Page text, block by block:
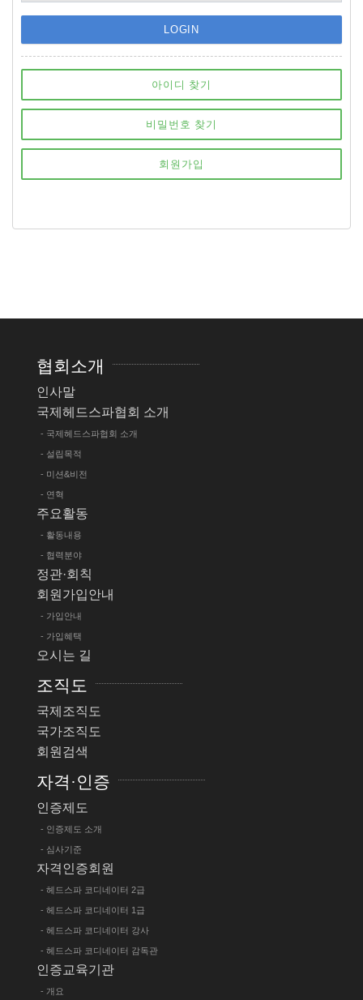
LOGIN
아이디 찾기
비밀번호 찾기
회원가입
협회소개
인사말
국제헤드스파협회 소개
- 국제헤드스파협회 소개
- 설립목적
- 미션&비전
- 연혁
주요활동
- 활동내용
- 협력분야
정관·회칙
회원가입안내
- 가입안내
- 가입혜택
오시는 길
조직도
국제조직도
국가조직도
회원검색
자격·인증
인증제도
- 인증제도 소개
- 심사기준
자격인증회원
- 헤드스파 코디네이터 2급
- 헤드스파 코디네이터 1급
- 헤드스파 코디네이터 강사
- 헤드스파 코디네이터 감독관
인증교육기관
- 개요